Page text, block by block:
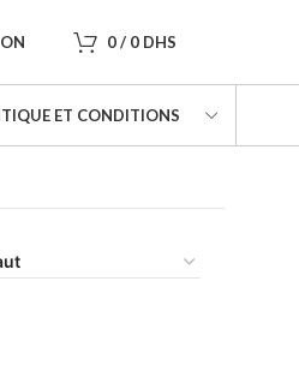
0/ 0 DHS
ET CONDITIONS